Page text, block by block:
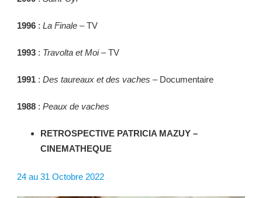
1996 : La Finale – TV
1993 : Travolta et Moi– TV
1991 : Des taureaux et des vaches – Documentaire
1988 : Peaux de vaches
RETROSPECTIVE PATRICIA MAZUY –
CINEMATHEQUE
24 au 31 Octobre 2022